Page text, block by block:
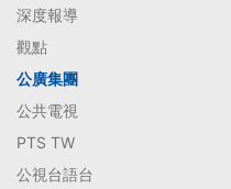
深度報導
觀點
公廣集團
公共電視
PTS TW
公視台語台